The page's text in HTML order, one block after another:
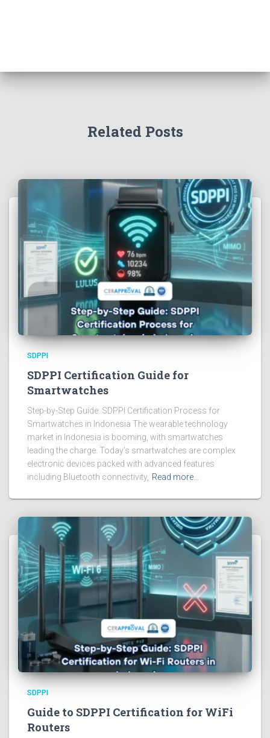
Related Posts
SDPPI
SDPPI Certification Guide for
Smartwatches
Step-by-Step Guide: SDPPI Certification Process for
Smartwatches in Indonesia The wearable technology
market in Indonesia is booming, with smartwatches
leading the charge. Today’s smartwatches are complex
electronic devices packed with advanced features
including Bluetooth connectivity, Read more…
SDPPI
Guide to SDPPI Certification for WiFi
Routers